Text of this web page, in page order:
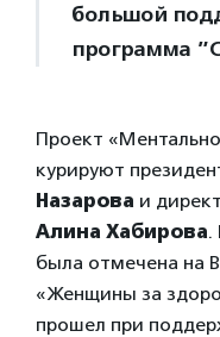
большой
программа
Проект
курируют
Назарова и
Алина Хабирова.
была отмечена на
«Женщины за
прошел при